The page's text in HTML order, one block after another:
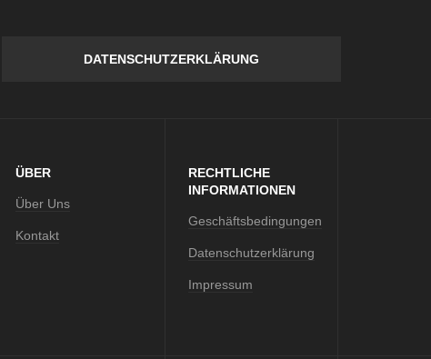
DATENSCHUTZERKLÄRUNG
ÜBER
Über Uns
Kontakt
RECHTLICHE
INFORMATIONEN
Geschäftsbedingungen
Datenschutzerklärung
Impressum